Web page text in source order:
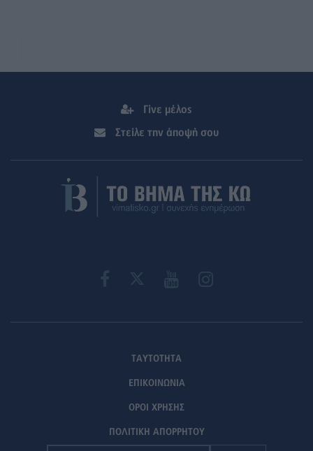
Γίνε μέλος
Στείλε την άποψή σου
ΤΑΥΤΟΤΗΤΑ
ΕΠΙΚΟΙΝΩΝΙΑ
ΟΡΟΙ ΧΡΗΣΗΣ
ΠΟΛΙΤΙΚΗ ΑΠΟΡΡΗΤΟΥ